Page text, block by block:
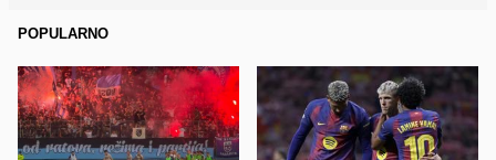
POPULARNO